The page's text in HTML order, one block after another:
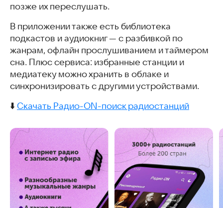
позже их переслушать.
В приложении также есть библиотека
подкастов и аудиокниг — с разбивкой по
жанрам, офлайн прослушиванием и таймером
сна. Плюс сервиса: избранные станции и
медиатеку можно хранить в облаке и
синхронизировать с другими устройствами.
⬇️ Скачать Радио-ON-поиск радиостанций